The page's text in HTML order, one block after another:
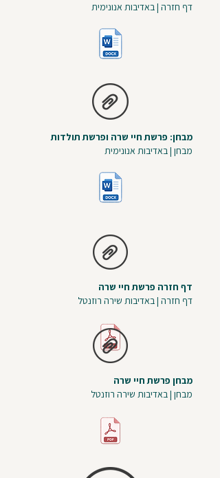
דף חזרה | באדיבות אנונימית
מבחן: פרשת חיי שרה ופרשת תולדות
מבחן | באדיבות אנונימית
דף חזרה פרשת חיי שרה
דף חזרה | באדיבות שירה רוזנטל
מבחן פרשת חיי שרה
מבחן | באדיבות שירה רוזנטל